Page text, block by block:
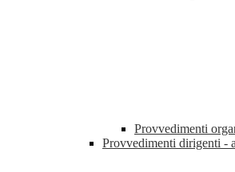
Provvedimenti
Provvedimenti dirigenti -